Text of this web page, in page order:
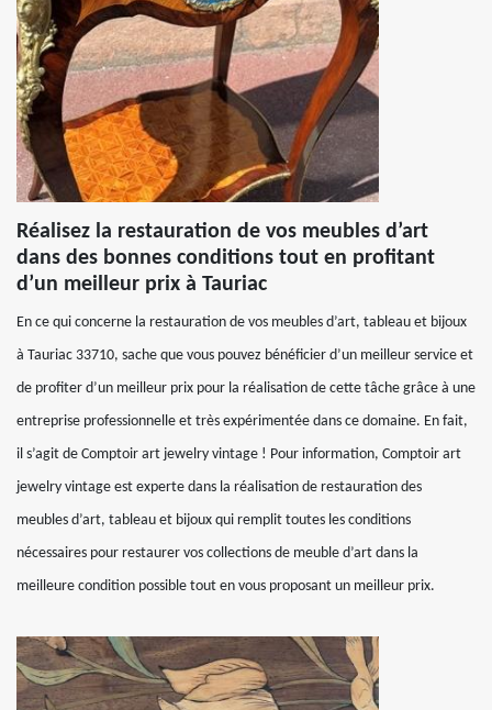
Réalisez la restauration de vos meubles d’art
dans des bonnes conditions tout en profitant
d’un meilleur prix à Tauriac
En ce qui concerne la restauration de vos meubles d’art, tableau et bijoux
à Tauriac 33710, sache que vous pouvez bénéficier d’un meilleur service et
de profiter d’un meilleur prix pour la réalisation de cette tâche grâce à une
entreprise professionnelle et très expérimentée dans ce domaine. En fait,
il s’agit de Comptoir art jewelry vintage ! Pour information, Comptoir art
jewelry vintage est experte dans la réalisation de restauration des
meubles d’art, tableau et bijoux qui remplit toutes les conditions
nécessaires pour restaurer vos collections de meuble d’art dans la
meilleure condition possible tout en vous proposant un meilleur prix.